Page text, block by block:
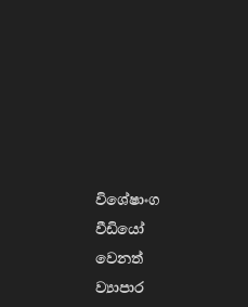
විශේෂාංග
වීඩියෝ
වෙනත්
ව්‍යාපාර